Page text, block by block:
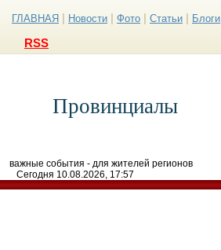
ГЛАВНАЯ Новости Фото Статьи Блоги
RSS
Провинциалы
важные события - для жителей регионов
Сегодня 10.08.2026, 17:57